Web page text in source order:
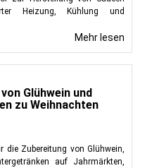
Heizung, Kühlung und
Mehr lesen
Glühwein und
zu Weihnachten
die Zubereitung von Glühwein,
auf Jahrmärkten,